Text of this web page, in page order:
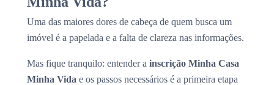
Uma das maiores dores de cabeça de quem busca um
imóvel é a papelada e a falta de clareza nas informações.
Mas fique tranquilo: entender a inscrição Minha Casa
Minha Vida e os passos necessários é a primeira etapa